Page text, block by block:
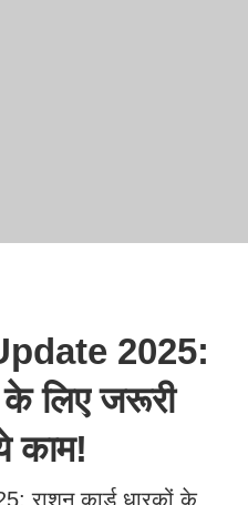
2025:
के लिए जरूरी
काम!
राशन कार्ड धारकों के